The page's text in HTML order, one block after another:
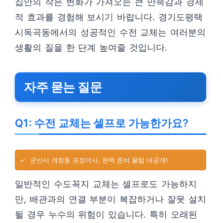
적 효과를 경험해 보시기 바랍니다. 경기도평택
시독곡동에서의 성공적인 수전 교체는 여러분의
생활의 질을 한 단계 높여줄 것입니다.
자주 묻는 질문
Q1: 수전 교체는 셀프로 가능한가요?
✓ 군산시 개정동 포장이사, 완벽 준비 꿀팁 대공개!
일반적인 수도꼭지 교체는 셀프로도 가능하지
만, 배관과의 연결 부분이 복잡하거나 잘못 설치
될 경우 누수의 위험이 있습니다. 특히 오래된